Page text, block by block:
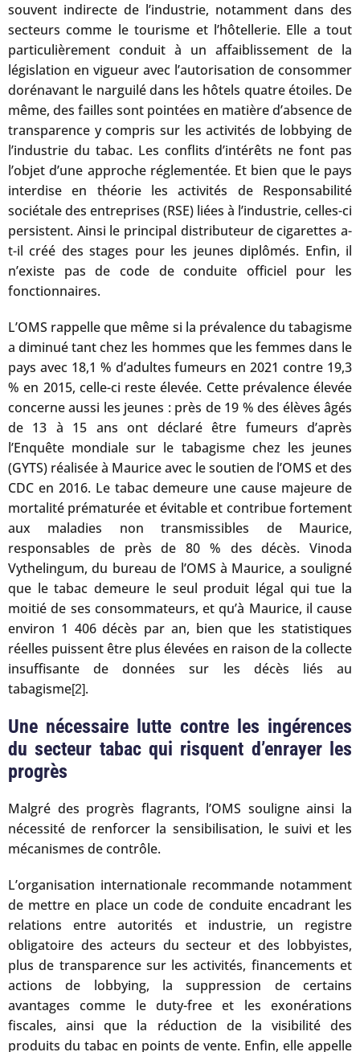
souvent indirecte de l’industrie, notamment dans des
secteurs comme le tourisme et l’hôtellerie. Elle a tout
particulièrement conduit à un affaiblissement de la
législation en vigueur avec l’autorisation de consommer
dorénavant le narguilé dans les hôtels quatre étoiles. De
même, des failles sont pointées en matière d’absence de
transparence y compris sur les activités de lobbying de
l’industrie du tabac. Les conflits d’intérêts ne font pas
l’objet d’une approche réglementée. Et bien que le pays
interdise en théorie les activités de Responsabilité
sociétale des entreprises (RSE) liées à l’industrie, celles-ci
persistent. Ainsi le principal distributeur de cigarettes a-
t-il créé des stages pour les jeunes diplômés. Enfin, il
n’existe pas de code de conduite officiel pour les
fonctionnaires.
L’OMS rappelle que même si la prévalence du tabagisme
a diminué tant chez les hommes que les femmes dans le
pays avec 18,1 % d’adultes fumeurs en 2021 contre 19,3
% en 2015, celle-ci reste élevée. Cette prévalence élevée
concerne aussi les jeunes : près de 19 % des élèves âgés
de 13 à 15 ans ont déclaré être fumeurs d’après
l’Enquête mondiale sur le tabagisme chez les jeunes
(GYTS) réalisée à Maurice avec le soutien de l’OMS et des
CDC en 2016. Le tabac demeure une cause majeure de
mortalité prématurée et évitable et contribue fortement
aux maladies non transmissibles de Maurice,
responsables de près de 80 % des décès. Vinoda
Vythelingum, du bureau de l’OMS à Maurice, a souligné
que le tabac demeure le seul produit légal qui tue la
moitié de ses consommateurs, et qu’à Maurice, il cause
environ 1 406 décès par an, bien que les statistiques
réelles puissent être plus élevées en raison de la collecte
insuffisante de données sur les décès liés au
tabagisme[2].
Une nécessaire lutte contre les ingérences
du secteur tabac qui risquent d’enrayer les
progrès
Malgré des progrès flagrants, l’OMS souligne ainsi la
nécessité de renforcer la sensibilisation, le suivi et les
mécanismes de contrôle.
L’organisation internationale recommande notamment
de mettre en place un code de conduite encadrant les
relations entre autorités et industrie, un registre
obligatoire des acteurs du secteur et des lobbyistes,
plus de transparence sur les activités, financements et
actions de lobbying, la suppression de certains
avantages comme le duty-free et les exonérations
fiscales, ainsi que la réduction de la visibilité des
produits du tabac en points de vente. Enfin, elle appelle